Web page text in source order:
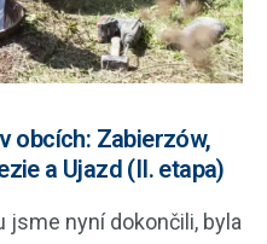
obcích: Zabierzów,
a Ujazd (II. etapa)
jsme nyní dokončili, byla